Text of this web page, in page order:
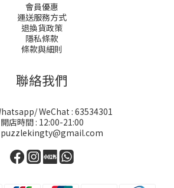
會員優惠
運送服務方式
退換貨政策
隱私條款
條款與細則
聯絡我們
WeChat : 63534301
開店時間 : 12:00-21:00
puzzlekingty@gmail.com